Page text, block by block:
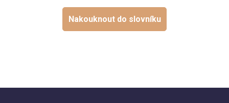
Nakouknout do slovníku